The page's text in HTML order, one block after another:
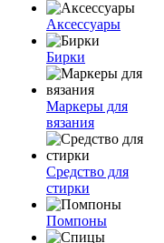
Аксессуары
Бирки
Маркеры для
вязания
Средство для
стирки
Помпоны